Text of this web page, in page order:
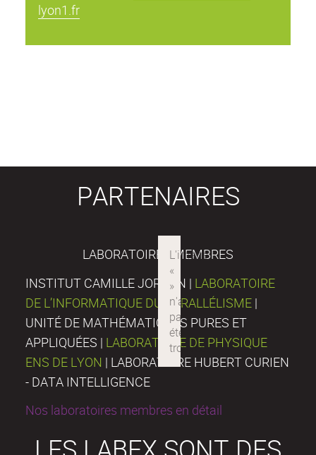
lyon1.fr
PARTENAIRES
LABORATOIRES MEMBRES
INSTITUT CAMILLE JORDAN | LABORATOIRE
DE L’INFORMATIQUE DU PARALLÉLISME |
UNITÉ DE MATHÉMATIQUES PURES ET
APPLIQUÉES | LABORATOIRE DE PHYSIQUE
ENS DE LYON | LABORATOIRE HUBERT CURIEN
- DATA INTELLIGENCE
Nos laboratoires membres en détail